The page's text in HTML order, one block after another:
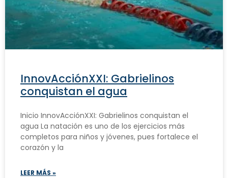
InnovAcciónXXI: Gabrielinos
conquistan el agua
Inicio InnovAcciónXXI: Gabrielinos conquistan el
agua La natación es uno de los ejercicios más
completos para niños y jóvenes, pues fortalece el
corazón y la
LEER MÁS »